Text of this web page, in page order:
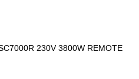
230V 3800W REMOTE